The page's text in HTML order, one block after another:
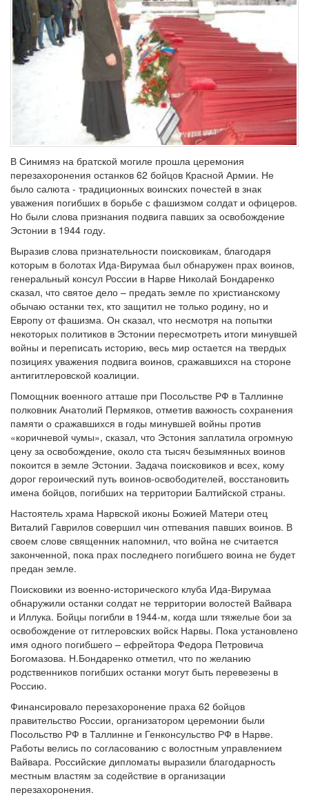
В Синимяэ на братской могиле прошла церемония
перезахоронения останков 62 бойцов Красной Армии. Не
было салюта - традиционных воинских почестей в знак
уважения погибших в борьбе с фашизмом солдат и офицеров.
Но были слова признания подвига павших за освобождение
Эстонии в 1944 году.
Выразив слова признательности поисковикам, благодаря
которым в болотах Ида-Вирумаа был обнаружен прах воинов,
генеральный консул России в Нарве Николай Бондаренко
сказал, что святое дело – предать земле по христианскому
обычаю останки тех, кто защитил не только родину, но и
Европу от фашизма. Он сказал, что несмотря на попытки
некоторых политиков в Эстонии пересмотреть итоги минувшей
войны и переписать историю, весь мир остается на твердых
позициях уважения подвига воинов, сражавшихся на стороне
антигитлеровской коалиции.
Помощник военного атташе при Посольстве РФ в Таллинне
полковник Анатолий Пермяков, отметив важность сохранения
памяти о сражавшихся в годы минувшей войны против
«коричневой чумы», сказал, что Эстония заплатила огромную
цену за освобождение, около ста тысяч безымянных воинов
покоится в земле Эстонии. Задача поисковиков и всех, кому
дорог героический путь воинов-освободителей, восстановить
имена бойцов, погибших на территории Балтийской страны.
Настоятель храма Нарвской иконы Божией Матери отец
Виталий Гаврилов совершил чин отпевания павших воинов. В
своем слове священник напомнил, что война не считается
законченной, пока прах последнего погибшего воина не будет
предан земле.
Поисковики из военно-исторического клуба Ида-Вирумаа
обнаружили останки солдат не территории волостей Вайвара
и Иллука. Бойцы погибли в 1944-м, когда шли тяжелые бои за
освобождение от гитлеровских войск Нарвы. Пока установлено
имя одного погибшего – ефрейтора Федора Петровича
Богомазова. Н.Бондаренко отметил, что по желанию
родственников погибших останки могут быть перевезены в
Россию.
Финансировало перезахоронение праха 62 бойцов
правительство России, организатором церемонии были
Посольство РФ в Таллинне и Генконсульство РФ в Нарве.
Работы велись по согласованию с волостным управлением
Вайвара. Российские дипломаты выразили благодарность
местным властям за содействие в организации
перезахоронения.